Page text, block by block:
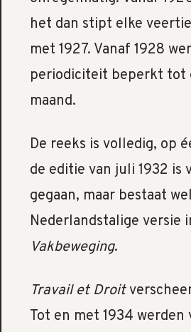
het dan stipt elke
met 1927. Vanaf 1928
periodiciteit beperkt tot
maand.
De reeks is volledig, op
de editie van juli 1932 is
gegaan, maar bestaat
Nederlandstalige versie
Vakbeweging.
Travail et Droit
Tot en met 1934